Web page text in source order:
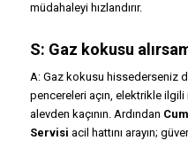
müdahaleyi hızlandırır.
S: Gaz kokusu
A: Gaz kokusu hissederseniz
pencereleri açın, elektrikle ilgili
alevden kaçının. Ardından
Servisi acil hattını arayın;